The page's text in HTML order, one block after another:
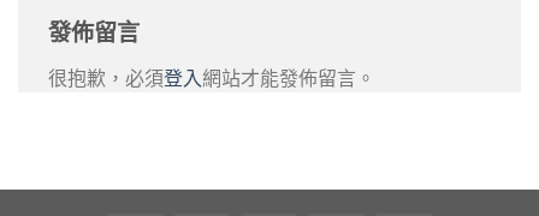
發佈留言
很抱歉，必須登入網站才能發佈留言。